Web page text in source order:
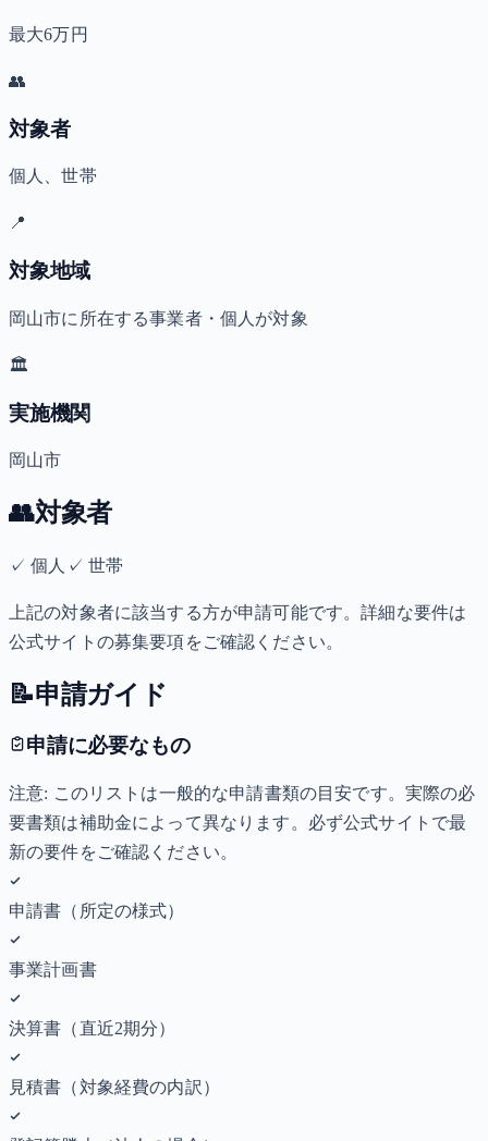
最大6万円
👥
対象者
個人、世帯
📍
対象地域
岡山市に所在する事業者・個人が対象
🏛️
実施機関
岡山市
👥対象者
✓個人 ✓ 世帯
上記の対象者に該当する方が申請可能です。詳細な要件は
公式サイトの募集要項をご確認ください。
📝申請ガイド
申請に必要なもの
注意: このリストは一般的な申請書類の目安です。実際の必
要書類は補助金によって異なります。必ず公式サイトで最
新の要件をご確認ください。
申請書（所定の様式）
事業計画書
決算書（直近2期分）
見積書（対象経費の内訳）